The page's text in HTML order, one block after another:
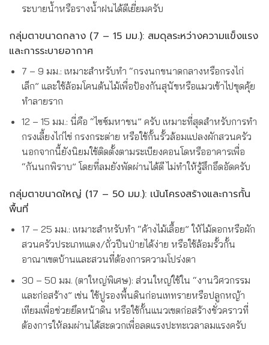
ระบายน้ำหรือรางน้ำฝนได้ดีเยี่ยมครับ
กลุ่มตาขนาดกลาง (7 – 15 มม.): สมดุลระหว่างความแข็งแรง
และการระบายอากาศ
7 – 9 มม.: เหมาะสำหรับทำ “กรงนกขนาดกลางหรือกรงไก่
เล็ก” และใช้ล้อมโคนต้นไม้เพื่อป้องกันสุนัขหรือแมวเข้าไปขุดคุ้ย
ทำลายราก
12 – 15 มม.: นี่คือ “ไซซ์มหาชน” ครับ เหมาะที่สุดสำหรับการทำ
กรงเลี้ยงไก่ไข่ กรงกระต่าย หรือใช้กั้นรั้วล้อมแปลงผักสวนครัว
นอกจากนี้ยังนิยมใช้ติดตั้งตามระเบียงคอนโดหรืออาคารเพื่อ
“กันนกพิราบ” โดยที่ลมยังพัดผ่านได้ดี ไม่ทำให้รู้สึกอึดอัดครับ
กลุ่มตาขนาดใหญ่ (17 – 50 มม.): เน้นโครงสร้างและการกั้น
พื้นที่
17 – 25 มม.: เหมาะสำหรับทำ “ค้างไม้เลื้อย” ให้ไม้ดอกหรือผัก
สวนครัวประเภทแตง/ถั่วปีนป่ายได้ง่าย หรือใช้ล้อมรั้วกั้น
อาณาเขตบ้านและสวนที่ต้องการความโปร่งตา
30 – 50 มม. (ตาใหญ่พิเศษ): ส่วนใหญ่ใช้ใน “งานวิศวกรรม
และก่อสร้าง” เช่น ใช้ปูรองพื้นดินก่อนเททรายหรือปลูกหญ้า
เทียมเพื่อช่วยยึดหน้าดิน หรือใช้กั้นแนวเขตก่อสร้างชั่วคราวที่
ต้องการให้ลมผ่านได้สะดวกเพื่อลดแรงปะทะเวลาลมแรงครับ